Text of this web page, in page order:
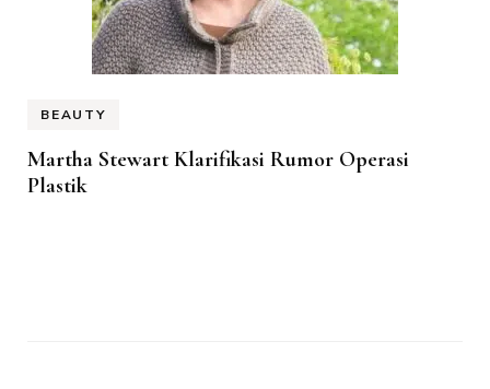
BEAUTY
Martha Stewart Klarifikasi Rumor Operasi
Plastik